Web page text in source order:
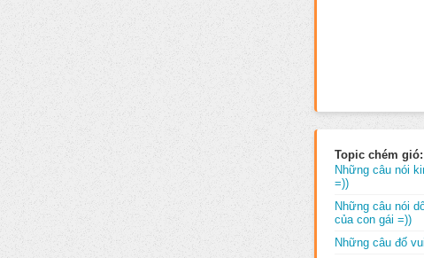
Topic chém gió:
Những câu nói
=))
Những câu nói
của con gái =))
Những câu đố